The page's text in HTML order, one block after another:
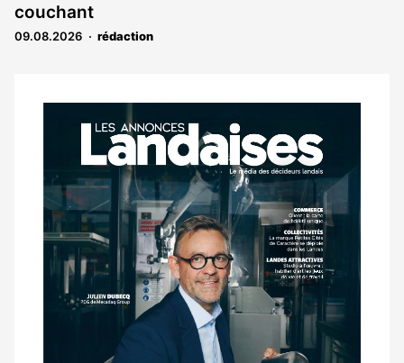
couchant
09.08.2026 rédaction
Notre
dernier
magazine